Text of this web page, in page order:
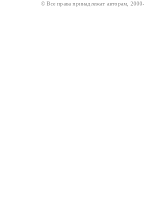
© Все права принадлежат авторам,